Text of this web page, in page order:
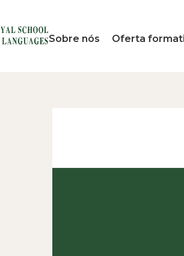
Sobre nós Oferta